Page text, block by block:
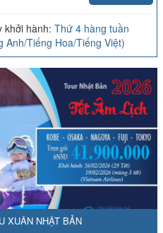
khởi hành: Thứ 4 hàng tuần
Anh/Tiếng Hoa/Tiếng Việt)
XUÂN NHẬT BẢN